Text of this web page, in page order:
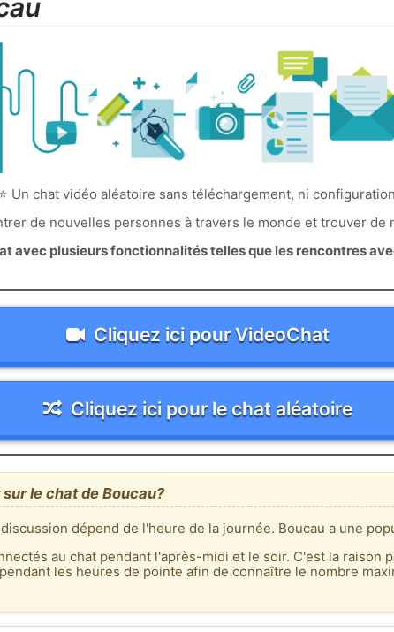
Un chat vidéo aléatoire sans téléchargement, ni
de nouvelles personnes à travers le monde et trouver de
avec plusieurs fonctionnalités telles que les rencontres
Cliquez ici pour VideoChat
Cliquez ici pour le chat aléatoire
le chat de Boucau?
dépend de l'heure de la journée. Boucau a une
au chat pendant l'après-midi et le soir. C'est la raison
les heures de pointe afin de connaître le nombre